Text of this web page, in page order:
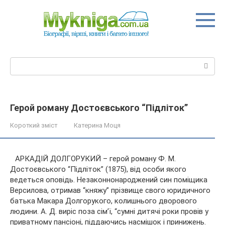
Герой роману Достоєвського “Підліток”
Короткий зміст Катерина Моця
АРКАДІЙ ДОЛГОРУКИЙ – герой роману Ф. М.
Достоєвського “Підліток” (1875), від особи якого
ведеться оповідь. Незаконнонароджений син поміщика
Версилова, отримав “княжу” прізвище свого юридичного
батька Макара Долгорукого, колишнього дворового
людини. А. Д. виріс поза сім’ї, “сумні дитячі роки провів у
приватному пансіоні, піддаючись насмішок і принижень.